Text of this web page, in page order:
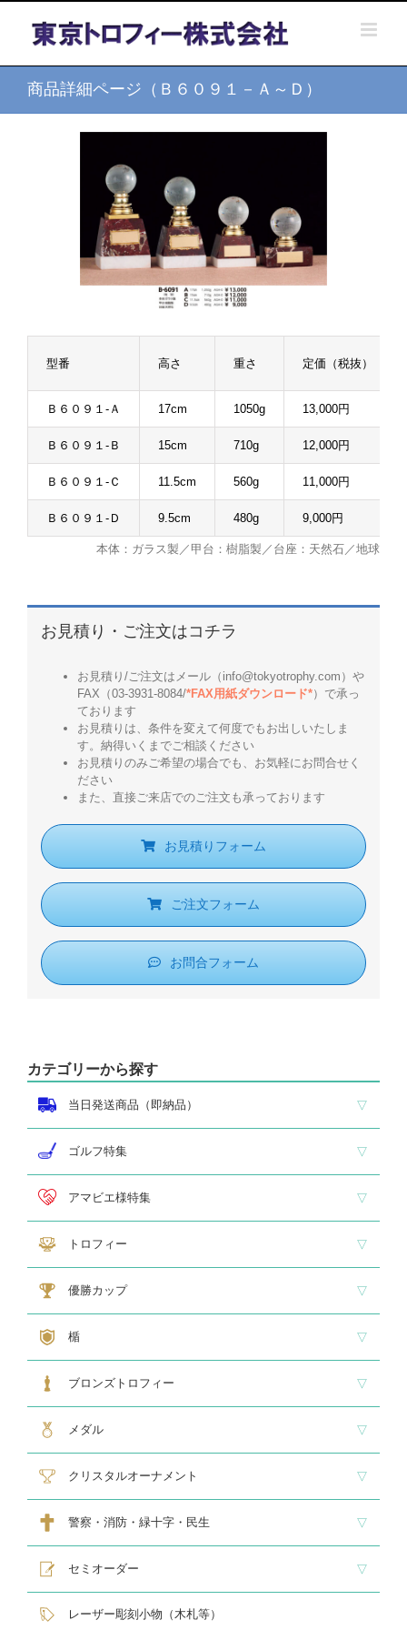
content
商品詳細ページ（Ｂ６０９１－Ａ～Ｄ）
型番 高さ 重さ 定価（税抜）
Ｂ６０９１-Ａ 17cm 1050g 13,000円
Ｂ６０９１-Ｂ 15cm 710g 12,000円
Ｂ６０９１-Ｃ 11.5cm 560g 11,000円
Ｂ６０９１-Ｄ 9.5cm 480g 9,000円
本体：ガラス製／甲台：樹脂製／台座：天然石／地球
お見積り・ご注文はコチラ
お見積り/ご注文はメール（info@tokyotrophy.com）や
FAX（03-3931-8084/*FAX用紙ダウンロード*）で承っ
ております
お見積りは、条件を変えて何度でもお出しいたしま
す。納得いくまでご相談ください
お見積りのみご希望の場合でも、お気軽にお問合せく
ださい
また、直接ご来店でのご注文も承っております
お見積りフォーム
ご注文フォーム
お問合フォーム
カテゴリーから探す
当日発送商品（即納品）
即納品 トロフィー
即納品 優勝カップ
即納品 クリスタル
即納品 特価品
ゴルフ特集
ホールインワン
ゴルフ専用カップ
ゴルフ専用ブロンズ
ゴルフ専用クリスタル
アマビエ様特集
アマビエ木札
アマビエボールチェーンキーホルダー
アマビエトロフィー
トロフィー
大型トロフィー
中型トロフィー１
中型トロフィー２
小型トロフィー
メダル交換式トロフィー
ペナント優勝カップ
大型・高級カップ
レリーフ交換式カップ
スタンダードカップ
デザインカップ
ゴルフ専用カップ
オニックスカップ
ガラスカップ
カラーカップ
ゴールドカップ
プラスチックカップ
ペナント
楯
スタンダード楯１
スタンダード楯２
スタンダード楯３
ゴルフ・野球・サッカー
その他スポーツ、文化系専用楯
メダル・レリーフ交換式楯
ハローキティ楯
ブロンズトロフィー
スタンダードブロンズ
各種専用ブロンズ
ゴルフ専用ブロンズ
メダル・レリーフ交換式ブロンズ
ハローキティブロンズ
メダル
スタンダードメダル
大きなメダル(70mmφ～)
レリーフ式勲章型メダル
オリジナルメダル
メダルケース
クリスタルオーナメント
スタンダードクリスタル１
スタンダードクリスタル２
ゴルフ専用クリスタル
警察・消防・緑十字・民生
レリーフ交換式各種
民生・緑十字専用楯
自衛隊専用
警察消防関連メダル
セミオーダー
サンドブラスト
レーザー彫刻楯
フルカラーダイレクトプリント
インクジェットプリントエポ
オリジナル木札
レーザー彫刻小物（木札等）